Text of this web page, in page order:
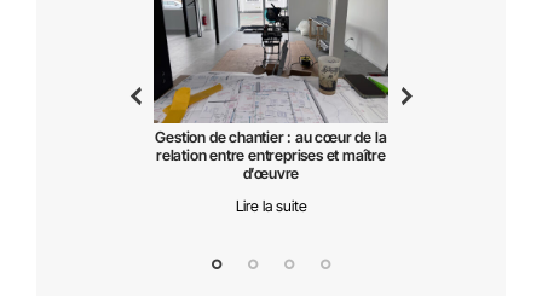
Gestion de chantier : au cœur de la
relation entre entreprises et maître
d’œuvre
Lire la suite